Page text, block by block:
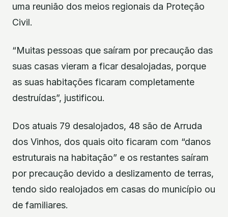
uma reunião dos meios regionais da Proteção
Civil.
“Muitas pessoas que saíram por precaução das
suas casas vieram a ficar desalojadas, porque
as suas habitações ficaram completamente
destruídas”, justificou.
Dos atuais 79 desalojados, 48 são de Arruda
dos Vinhos, dos quais oito ficaram com “danos
estruturais na habitação” e os restantes saíram
por precaução devido a deslizamento de terras,
tendo sido realojados em casas do município ou
de familiares.